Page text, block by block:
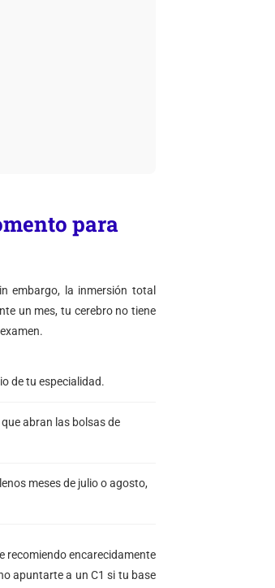
para
embargo, la inmersión total
un mes, tu cerebro no tiene
de tu especialidad.
abran las bolsas de
meses de julio o agosto,
recomiendo encarecidamente
apuntarte a un C1 si tu base